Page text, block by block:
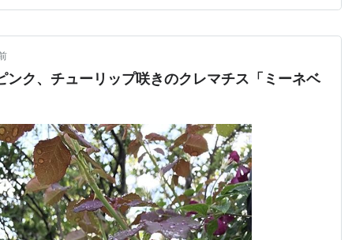
ンク、チューリップ咲きのクレマチス「ミーネベ